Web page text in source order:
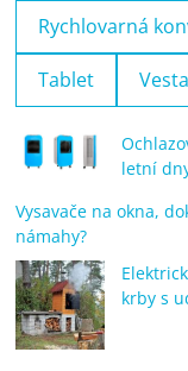
Rychlovarná
Tablet
letní
Vysavače na okna,
námahy?
krby s